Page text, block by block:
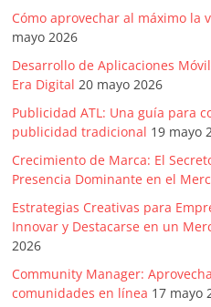
Cómo aprovechar al máximo la
mayo 2026
Desarrollo de Aplicaciones
Era Digital 20 mayo 2026
Publicidad ATL: Una guía para
publicidad tradicional 19 mayo
Crecimiento de Marca: El
Presencia Dominante en el
Estrategias Creativas para
Innovar y Destacarse en un
2026
Community Manager:
comunidades en línea 17 mayo